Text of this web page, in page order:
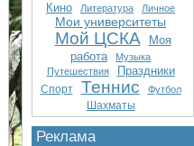
Кино Литература Личное
Мои университеты
Мой ЦСКА
Моя
работа
Музыка
Путешествия
Праздники
Спорт Теннис Футбол
Шахматы
Реклама